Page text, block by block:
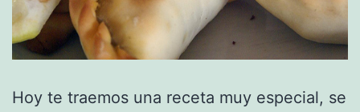
Hoy te traemos una receta muy especial, se